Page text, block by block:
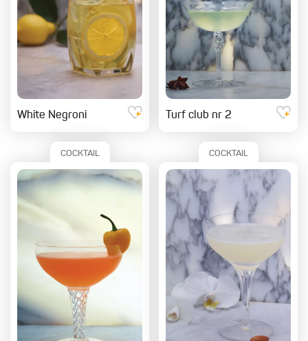
White Negroni Turf club nr 2
COCKTAIL COCKTAIL